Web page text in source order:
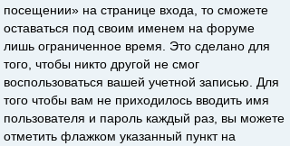
посещении» на странице входа, то сможете
оставаться под своим именем на форуме
лишь ограниченное время. Это сделано для
того, чтобы никто другой не смог
воспользоваться вашей учетной записью. Для
того чтобы вам не приходилось вводить имя
пользователя и пароль каждый раз, вы можете
отметить флажком указанный пункт на